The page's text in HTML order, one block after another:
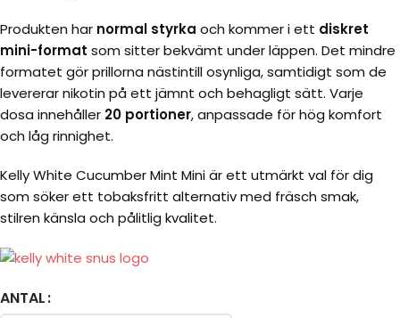
Produkten har normal styrka och kommer i ett diskret
mini-format som sitter bekvämt under läppen. Det mindre
formatet gör prillorna nästintill osynliga, samtidigt som de
levererar nikotin på ett jämnt och behagligt sätt. Varje
dosa innehåller 20 portioner, anpassade för hög komfort
och låg rinnighet.
Kelly White Cucumber Mint Mini är ett utmärkt val för dig
som söker ett tobaksfritt alternativ med fräsch smak,
stilren känsla och pålitlig kvalitet.
ANTAL